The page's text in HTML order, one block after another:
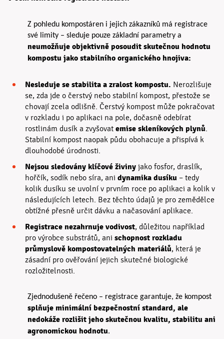
Z pohledu kompostáren i jejich zákazníků má registrace
své limity – sleduje pouze základní parametry a
neumožňuje objektivně posoudit skutečnou hodnotu
kompostu jako stabilního organického hnojiva:
Nesleduje se stabilita a zralost kompostu. Nerozlišuje
se, zda jde o čerstvý nebo stabilní kompost, přestože se
chovají zcela odlišně. Čerstvý kompost může pokračovat
v rozkladu i po aplikaci na pole, dočasně odebírat
rostlinám dusík a zvyšovat emise skleníkových plynů.
Stabilní kompost naopak půdu obohacuje a přispívá k
dlouhodobé úrodnosti.
Nejsou sledovány klíčové živiny jako fosfor, draslík,
hořčík, sodík nebo síra, ani dynamika dusíku – tedy
kolik dusíku se uvolní v prvním roce po aplikaci a kolik v
následujících letech. Bez těchto údajů je pro zemědělce
obtížné přesně určit dávku a načasování aplikace.
Registrace nezahrnuje vodivost, důležitou například
pro výrobce substrátů, ani schopnost rozkladu
průmyslově kompostovatelných materiálů, která je
zásadní pro ověřování jejich skutečné biologické
rozložitelnosti.
Zjednodušeně řečeno – registrace garantuje, že kompost
splňuje minimální bezpečnostní standard, ale
nedokáže rozlišit jeho skutečnou kvalitu, stabilitu ani
agronomickou hodnotu.